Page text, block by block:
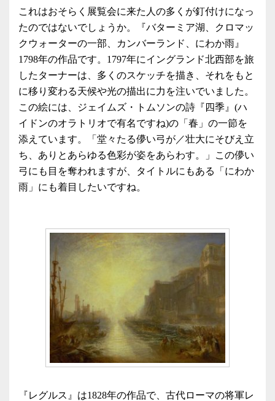
これはおそらく展覧会に来た人の多くが釘付けになっ
たのではないでしょうか。『バターミア湖、クロマッ
クウォーターの一部、カンバーランド、にわか雨』
1798年の作品です。1797年にイングランド北西部を旅
したターナーは、多くのスケッチを描き、それをもと
に移り変わる天候や光の描出に力を注いでいました。
この絵には、ジェイムズ・トムソンの詩『四季』(ハ
イドンのオラトリオで有名ですね)の「春」の一節を
添えています。「堂々たる儚い弓が／壮大にそびえ立
ち、ありとあらゆる色彩が姿をあらわす。」この儚い
弓にも目を奪われますが、タイトルにもある「にわか
雨」にも着目したいですね。
『レグルス』は1828年の作品で、古代ローマの将軍レ